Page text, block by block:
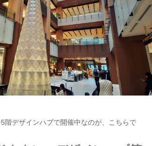
階デザインハブで開催中なのが、こちらで